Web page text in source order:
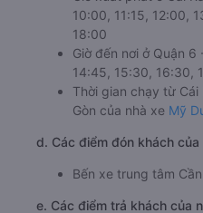
10:00, 11:15, 12:00,
18:00
Giờ đến nơi ở Quận 6
14:45, 15:30, 16:30,
Thời gian chạy từ
Gòn của nhà xe Mỹ
d. Các điểm đón khách
Bến xe trung tâm
e. Các điểm trả khách của